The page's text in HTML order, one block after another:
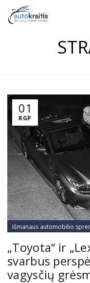
01
RGP
Išmanaus automobilio
„Toyota“ ir
svarbus
vagysčių